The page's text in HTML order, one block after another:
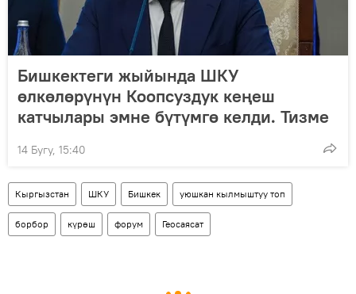
Бишкектеги жыйында ШКУ
өлкөлөрүнүн Коопсуздук кеңеш
катчылары эмне бүтүмгө келди. Тизме
14 Бугу, 15:40
Кыргызстан ШКУ Бишкек уюшкан кылмыштуу топ
борбор күрөш форум Геосаясат